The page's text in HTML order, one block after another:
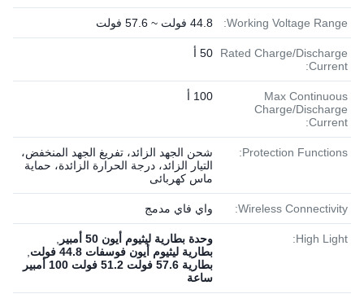
Working Voltage Range: 44.8 فولت ~ 57.6 فولت
Rated Charge/Discharge
Current:
50 أ
Max Continuous
Charge/Discharge
Current:
100 أ
Protection Functions:
شحن الجهد الزائد، تفريغ الجهد المنخفض،
التيار الزائد، درجة الحرارة الزائدة، حماية
ماس كهربائى
Wireless Connectivity: واي فاي مدمج
High Light: وحدة بطارية ليثيوم أيون 50 أمبير
بطارية ليثيوم أيون فوسفات 44.8 فولت
بطارية 57.6 فولت 51.2 فولت 100 أمبير
ساعة